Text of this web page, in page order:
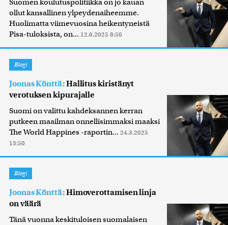
Suomen koulutuspolitiikka on jo kauan
ollut kansallinen ylpeydenaiheemme.
Huolimatta viimevuosina heikentyneistä
Pisa-tuloksista, on... 12.6.2025 8:50
Blogi
Joonas Könttä:Hallitus kiristänyt
verotuksen kipurajalle
Suomi on valittu kahdeksannen kerran
putkeen maailman onnellisimmaksi maaksi
The World Happines -raportin... 24.3.2025
13:50
Blogi
Joonas Könttä:Himoverottamisen linja
on väärä
Tänä vuonna keskituloisen suomalaisen